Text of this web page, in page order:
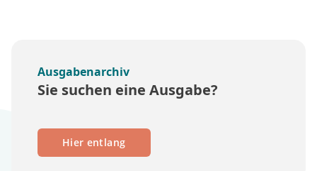
Ausgabenarchiv
Sie suchen eine Ausgabe?
Hier entlang